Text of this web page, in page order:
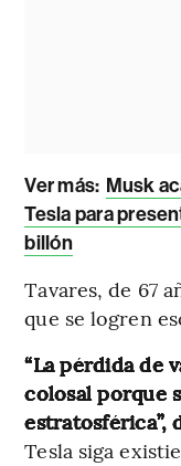
Ver más: Musk
Tesla para
billón
Tavares, de 67
que se logren
“La pérdida de
colosal porque
estratosférica”,
Tesla siga